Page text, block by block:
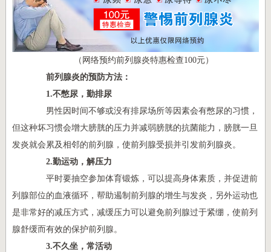
（网络预约前列腺炎特惠检查100元）
前列腺炎的预防方法：
1.不憋尿，勤排尿
男性因时间不够或没有排尿场所等因素会有憋尿的习惯，
但这种坏习惯会增大膀胱的压力并减弱膀胱的抗菌能力，膀胱一旦
发炎就会累及相邻的前列腺，使前列腺受损并引发前列腺炎。
2.勤运动，解压力
平时要抽空参加体育锻炼，可以提高身体素质，并促进前
列腺部位的血液循环，帮助遏制前列腺的增生与发炎，另外运动也
是非常好的减压方式，减缓压力可以避免前列腺过于紧绷，使前列
腺舒缓而有效的保护前列腺。
3.不久坐，常活动